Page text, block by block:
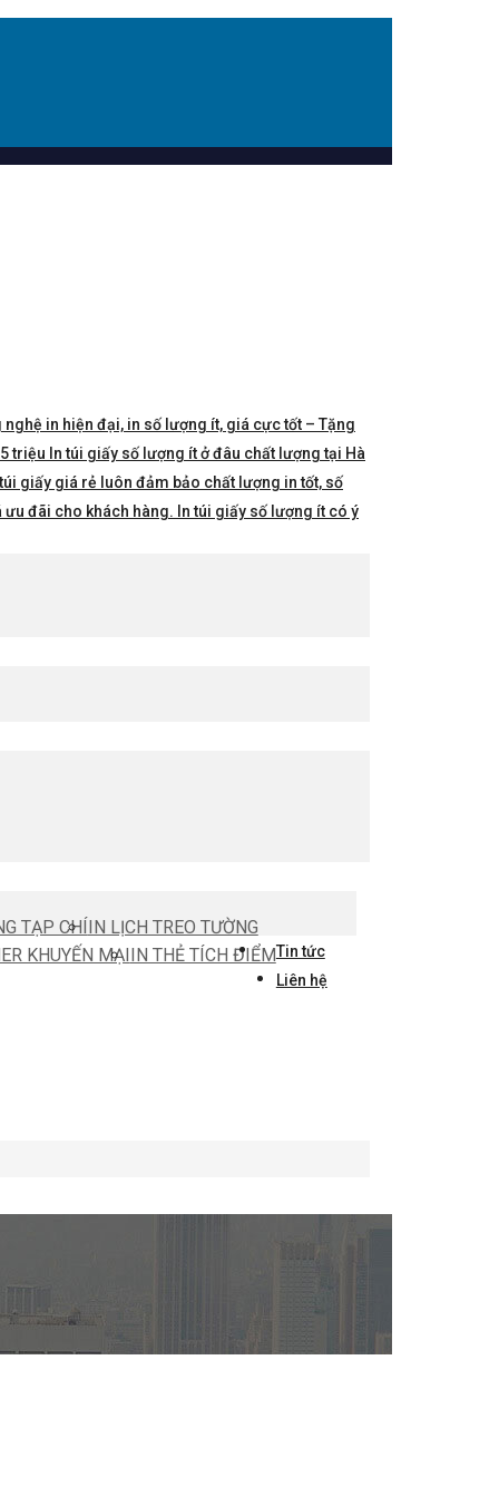
in hiện đại, in số lượng ít, giá cực tốt – Tặng
triệu In túi giấy số lượng ít ở đâu chất lượng tại Hà
giấy giá rẻ luôn đảm bảo chất lượng in tốt, số
đãi cho khách hàng. In túi giấy số lượng ít có ý
TẠP CHÍIN LỊCH TREO TƯỜNG
KHUYẾN MẠIIN THẺ TÍCH ĐIỂMTin tức
Liên hệ